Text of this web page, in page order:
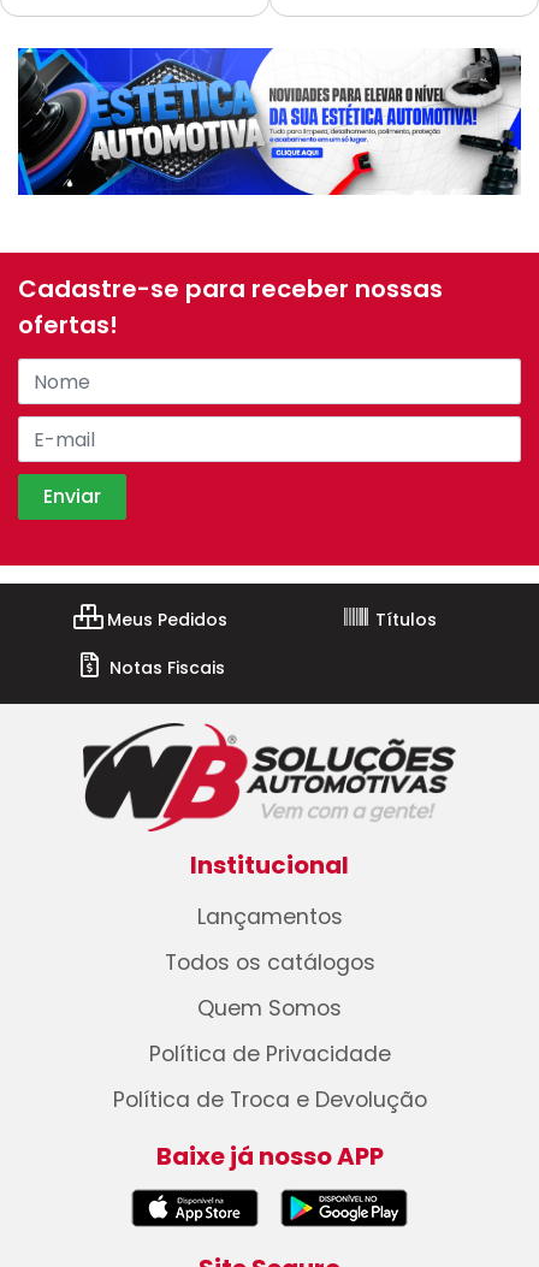
Cadastre-se para receber nossas
ofertas!
Meus Pedidos
Títulos
Notas Fiscais
Institucional
Lançamentos
Todos os catálogos
Quem Somos
Política de Privacidade
Política de Troca e Devolução
Baixe já nosso APP